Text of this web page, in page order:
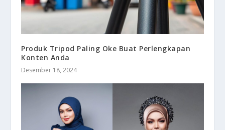
Produk Tripod Paling Oke Buat Perlengkapan
Konten Anda
Desember 18, 2024